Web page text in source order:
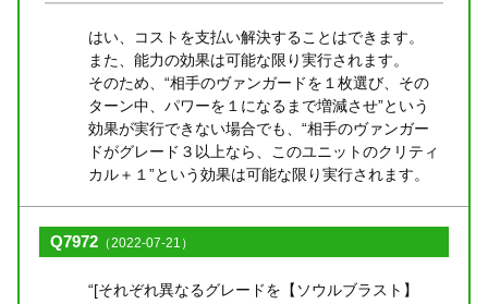
はい、コストを支払い解決することはできます。
また、能力の効果は可能な限り実行されます。
そのため、“相手のヴァンガードを１枚選び、その
ターン中、パワーを１になるまで増減させ”という
効果が実行できない場合でも、“相手のヴァンガー
ドがグレード３以上なら、このユニットのクリティ
カル＋１”という効果は可能な限り実行されます。
Q7972 （2022-07-21）
“[それぞれ異なるグレードを【ソウルブラスト】